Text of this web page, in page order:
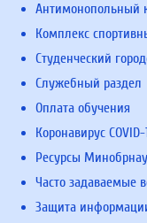
Антимонопольный
Комплекс
Студенческий
Служебный раздел
Оплата обучения
Коронавирус COVID-
Ресурсы
Часто задаваемые
Защита